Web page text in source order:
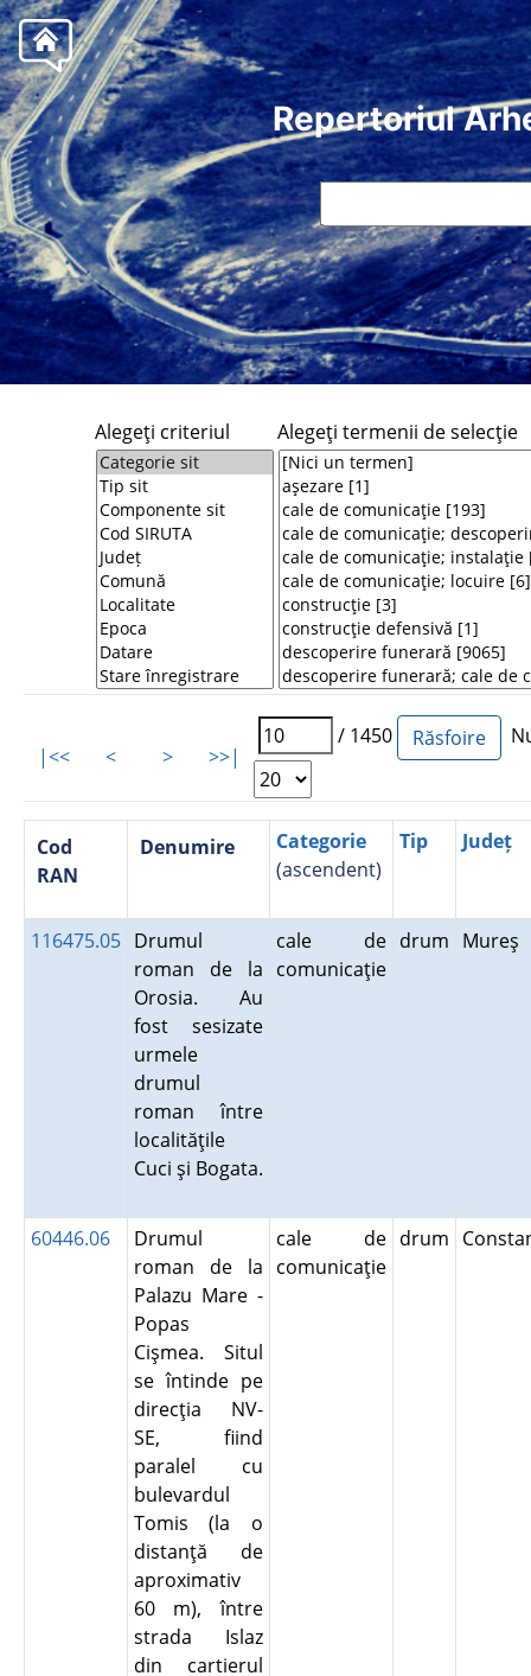
Repertoriul
Alegeţi criteriul Alegeţi termenii de selecţie
|<< < > >>|
/ 1450
Cod
RAN
Denumire
Categorie
(ascendent)
Tip Județ
116475.05 Drumul
roman de la
Orosia. Au
fost sesizate
urmele
drumul
roman între
localităţile
Cuci şi Bogata.
cale de
comunicaţie
drum Mureş
60446.06
Drumul
roman de la
Palazu Mare -
Popas
Cişmea. Situl
se întinde pe
direcţia NV-
SE, fiind
paralel cu
bulevardul
Tomis (la o
distanţă de
aproximativ
60 m), între
strada Islaz
din cartierul
cale de
comunicaţie
drum